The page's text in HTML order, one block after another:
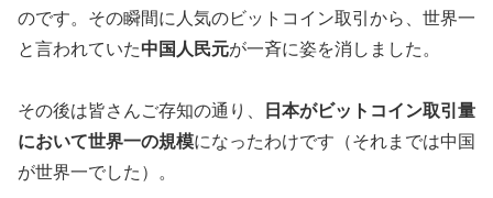
のです。その瞬間に人気のビットコイン取引から、世界一
と言われていた中国人民元が一斉に姿を消しました。
その後は皆さんご存知の通り、
日本がビットコイン取引量
において世界一の規模になったわけです（それまでは中国
が世界一でした）。